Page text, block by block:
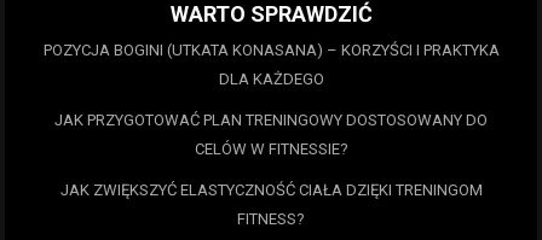
WARTO SPRAWDZIĆ
POZYCJA BOGINI (UTKATA KONASANA) – KORZYŚCI I PRAKTYKA
DLA KAŻDEGO
JAK PRZYGOTOWAĆ PLAN TRENINGOWY DOSTOSOWANY DO
CELÓW W FITNESSIE?
JAK ZWIĘKSZYĆ ELASTYCZNOŚĆ CIAŁA DZIĘKI TRENINGOM
FITNESS?